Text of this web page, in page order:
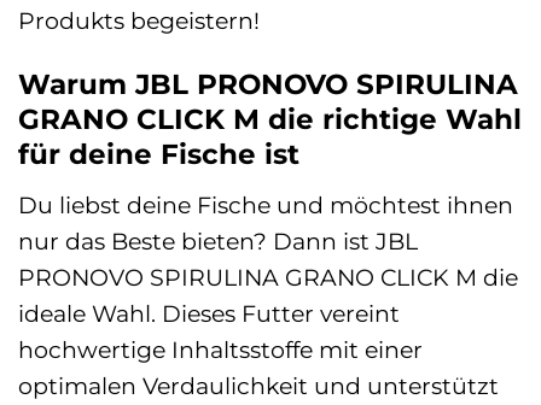
Produkts begeistern!
Warum JBL PRONOVO SPIRULINA
GRANO CLICK M die richtige Wahl
für deine Fische ist
Du liebst deine Fische und möchtest ihnen
nur das Beste bieten? Dann ist JBL
PRONOVO SPIRULINA GRANO CLICK M die
ideale Wahl. Dieses Futter vereint
hochwertige Inhaltsstoffe mit einer
optimalen Verdaulichkeit und unterstützt